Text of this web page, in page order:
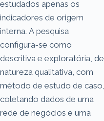
estudados apenas os
indicadores de origem
interna. A pesquisa
configura-se como
descritiva e exploratória, de
natureza qualitativa, com
método de estudo de caso,
coletando dados de uma
rede de negócios e uma